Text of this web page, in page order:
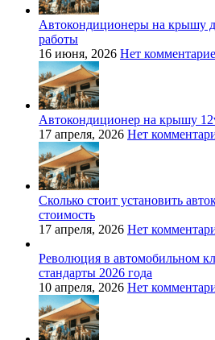
Автокондиционеры на крышу
работы
16 июня, 2026 Нет
Автокондиционер на крышу
17 апреля, 2026 Нет
Сколько стоит установить
стоимость
17 апреля, 2026 Нет
Революция в автомобильном
стандарты 2026 года
10 апреля, 2026 Нет